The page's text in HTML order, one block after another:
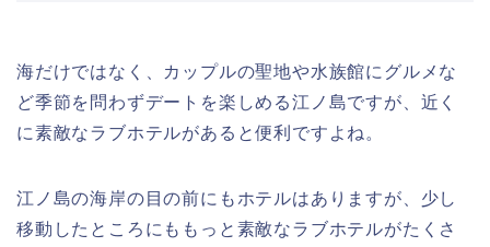
海だけではなく、カップルの聖地や水族館にグルメな
ど季節を問わずデートを楽しめる江ノ島ですが、近く
に素敵なラブホテルがあると便利ですよね。
江ノ島の海岸の目の前にもホテルはありますが、少し
移動したところにももっと素敵なラブホテルがたくさ